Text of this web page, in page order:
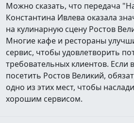
Можно сказать, что передача
Константина Ивлева оказала
на кулинарную сцену Ростов
Многие кафе и рестораны
сервис, чтобы удовлетворить
требовательных клиентов. Если
посетить Ростов Великий,
одно из этих мест, чтобы
хорошим сервисом.